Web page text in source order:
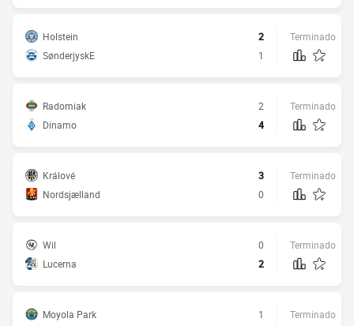
Holstein
2
SønderjyskE
1
Terminado
Radomiak
2
Dinamo
4
Terminado
Králové
3
Nordsjælland
0
Terminado
Wil
0
Lucerna
2
Terminado
Moyola Park
1
Terminado